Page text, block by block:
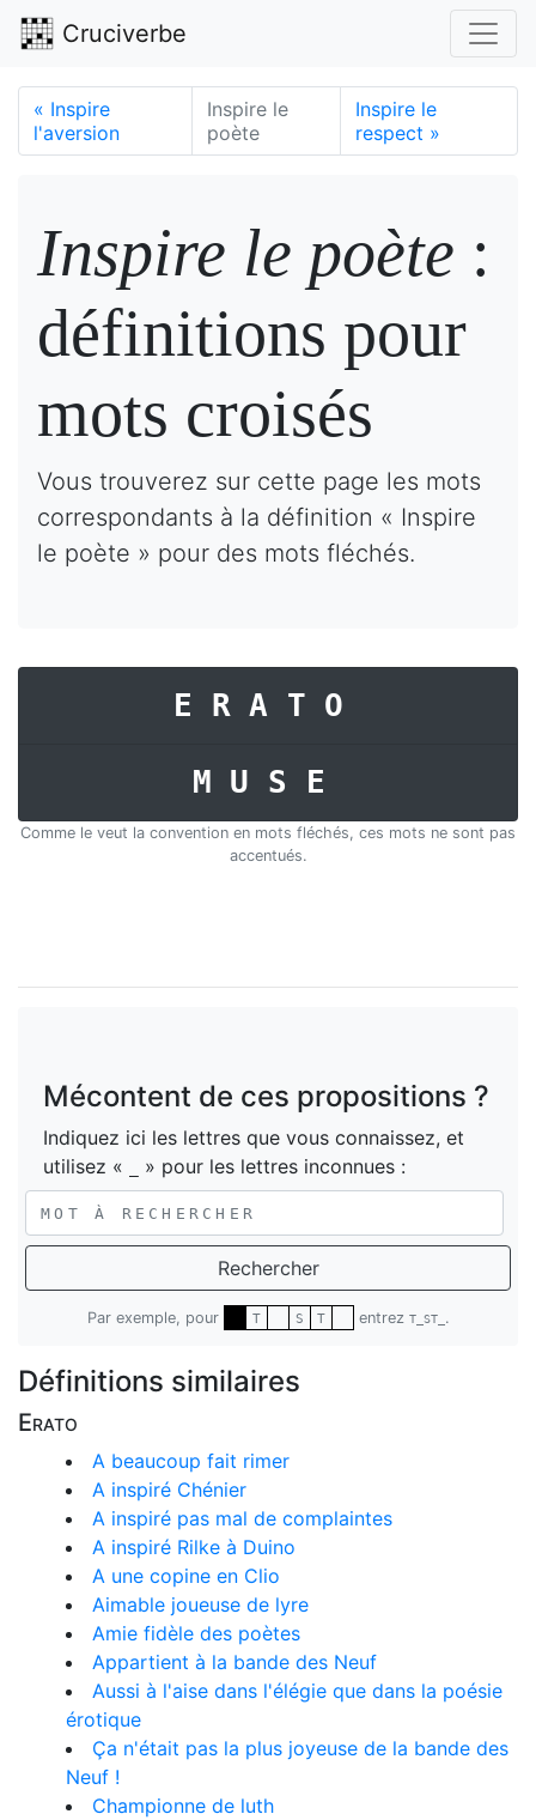
Cruciverbe
« Inspire
l'aversion
Inspire le
poète
Inspire le
respect »
Inspire le poète :
définitions pour
mots croisés
Vous trouverez sur cette page les mots
correspondants à la définition « Inspire
le poète » pour des mots fléchés.
ERATO
MUSE
Comme le veut la convention en mots fléchés, ces mots ne sont pas
accentués.
Mécontent de ces propositions ?
Indiquez ici les lettres que vous connaissez, et
utilisez «
» pour les lettres inconnues :
Rechercher
Par exemple, pour T S T entrez T_ST_ .
Définitions similaires
Erato
A beaucoup fait rimer
A inspiré Chénier
A inspiré pas mal de complaintes
A inspiré Rilke à Duino
A une copine en Clio
Aimable joueuse de lyre
Amie fidèle des poètes
Appartient à la bande des Neuf
Aussi à l'aise dans l'élégie que dans la poésie
érotique
Ça n'était pas la plus joyeuse de la bande des
Neuf !
Championne de luth